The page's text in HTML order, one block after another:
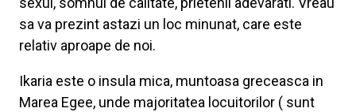
sa va prezint astazi un loc minunat, care este
relativ aproape de noi.
Ikaria este o insula mica, muntoasa greceasca in
Marea Egee, unde majoritatea locuitorilor ( sunt